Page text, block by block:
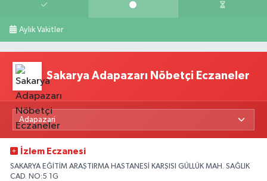
Aylık Vakitler
Sakarya Adapazarı Nöbetçi Eczaneler
İzlem Eczanesi
SAKARYA EĞİTİM ARAŞTIRMA HASTANESİ KARŞISI GÜLLÜK MAH. SAĞLIK
CAD. NO:5 1G